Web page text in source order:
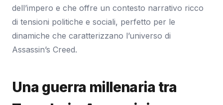
dell’impero e che offre un contesto narrativo ricco
di tensioni politiche e sociali, perfetto per le
dinamiche che caratterizzano l’universo di
Assassin’s Creed.
Una guerra millenaria tra